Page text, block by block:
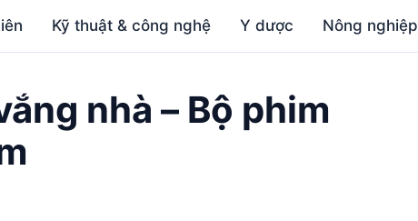
Kỹ thuật & công nghệ Y dược Nông nghiệp
nhà – Bộ phim